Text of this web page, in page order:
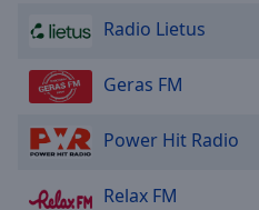
Radio Lietus
Geras FM
Power Hit Radio
Relax FM